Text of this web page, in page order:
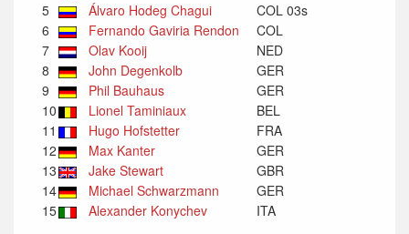
5
Álvaro Hodeg Chagui COL 03s
6
Fernando Gaviria Rendon
COL
7
Olav Kooij
NED
8
John Degenkolb
GER
9
Phil Bauhaus
GER
10
Lionel Taminiaux
BEL
11
Hugo Hofstetter
FRA
12
Max Kanter
GER
13
Jake Stewart
GBR
14
Michael Schwarzmann
GER
15
Alexander Konychev ITA